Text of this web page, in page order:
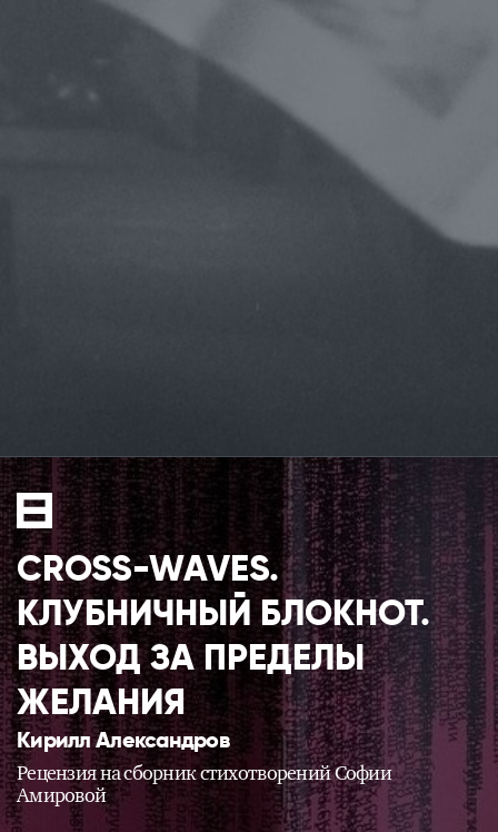
f
CROSS-WAVES.
КЛУБНИЧНЫЙ БЛОКНОТ.
ВЫХОД ЗА ПРЕДЕЛЫ
ЖЕЛАНИЯ
Кирилл Александров
Рецензия на сборник стихотворений Софии
Амировой